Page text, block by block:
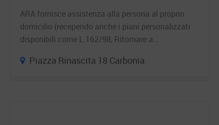
ARA fornisce assistenza alla persona al proprio
domicilio (recependo anche i piani personalizzati
disponibili come L.162/98, Ritornare a…
Piazza Rinascita 18 Carbonia